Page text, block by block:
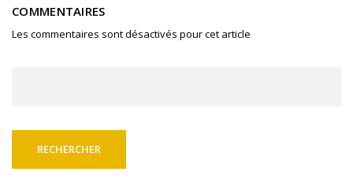
COMMENTAIRES
Les commentaires sont désactivés pour cet article